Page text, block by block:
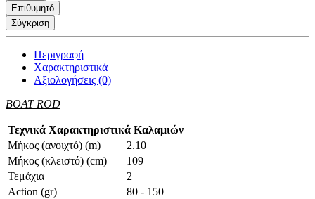
Επιθυμητό
Σύγκριση
Περιγραφή
Χαρακτηριστικά
Αξιολογήσεις (0)
BOAT ROD
Τεχνικά Χαρακτηριστικά Καλαμιών
Μήκος (ανοιχτό) (m)
2.10
Μήκος (κλειστό) (cm)
109
Τεμάχια
2
Action (gr)
80 - 150